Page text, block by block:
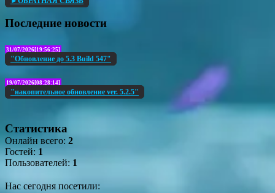
Последние новости
31/07/2026[19:56:25]
"Обновление до 5.3 Build 547"
19/07/2026[08:28:14]
"накопительное обновление ver. 5.2.5"
Статистика
Онлайн всего: 2
Гостей: 1
Пользователей: 1
Нас сегодня посетили: